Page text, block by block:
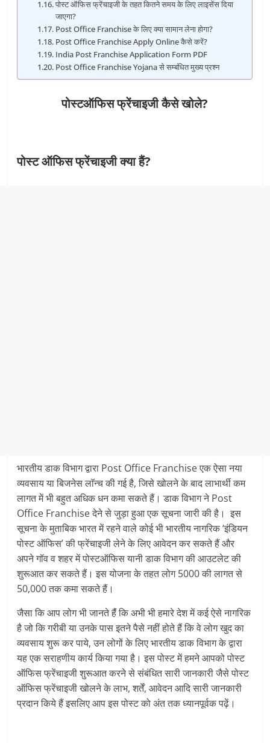
पोस्ट ऑफिस फ्रेंचाइजी के तहत कितने समय के लिए लाइसेंस दिया
जाएगा?
Post Office Franchise के लिए क्या सामान लेना होगा?
Post Office Franchise Apply Online कैसे करें?
India Post Franchise Application Form PDF
Post Office Franchise Yojana से सम्बंधित मुख्य प्रश्न
पोस्‍टऑफिस फ्रेंचाइजी कैसे खोले?
पोस्‍ट ऑफिस फ्रेंचाइजी क्‍या हैं?
भारतीय डाक विभाग द्वारा Post Office Franchise एक ऐसा नया
व्यवसाय या बिजनेस लाॅन्‍च की गई है, जिसे खोलने के बाद लाभार्थी कम
लागत में भी बहुत अधिक धन कमा सकते हैं। डाक विभाग ने Post
Office Franchise देने से जुड़ा हुआ एक सूचना जारी की है। इस
सूचना के मुताबिक भारत में रहने वाले कोई भी भारतीय नागरिक ‘इंडियन
पोस्ट ऑफिस’ की फ्रेंचाइजी लेने के लिए आवेदन कर सकते हैं और
अपने गॉव व शहर में पोस्‍टऑफिस यानी डाक विभाग की आउटलेट की
शुरूआत कर सकते हैं। इस योजना के तहत लोग 5000 की लागत से
50,000 तक कमा सकते हैं।
जैसा कि आप लोग भी जानते हैंं कि अभी भी हमारे देश में कई ऐसे नागरिक
है जो कि गरीबी या उनके पास इतने पैसे नहीं होते हैं कि वे लोग खुद का
व्‍यवसाय शुरू कर पाये, उन लोगों के लिए भारतीय डाक विभाग के द्वारा
यह एक सराहणीय कार्य किया गया है। इस पोस्ट में हमने आपको पोस्ट
ऑफिस फ्रेंचाइजी शुरूआत करने से संबंधित सारी जानकारी जैसे पोस्ट
ऑफिस फ्रेंचाइजी खोलने के लाभ, शर्तें, आवेदन आदि सारी जानकारी
प्रदान किये हैं इसलिए आप इस पोस्ट को अंत तक ध्यानपूर्वक पढ़ें।